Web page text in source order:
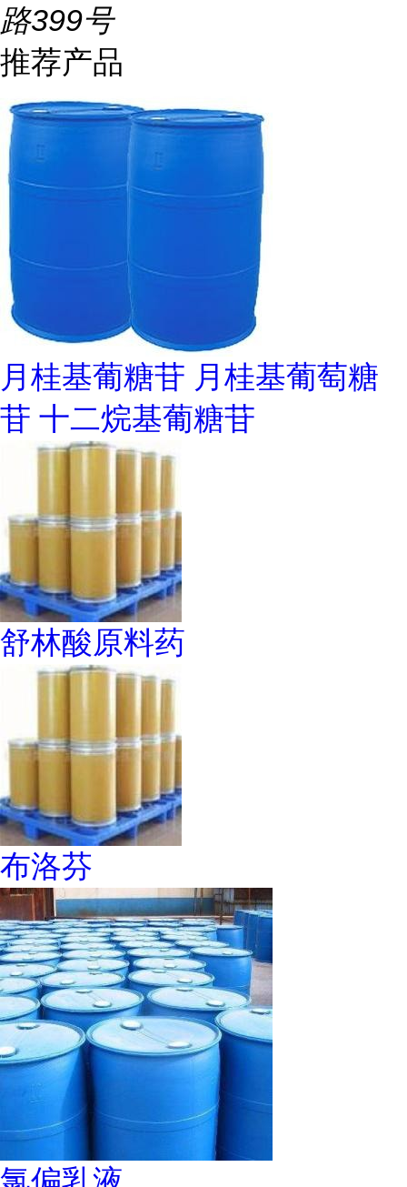
路399号
推荐产品
月桂基葡糖苷 月桂基葡萄糖
苷 十二烷基葡糖苷
舒林酸原料药
布洛芬